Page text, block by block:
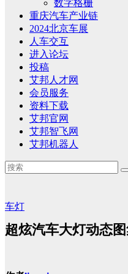
数字格栅
重庆汽车产业链
2024北京车展
人车交互
进入论坛
投稿
艾邦人才网
会员服务
资料下载
艾邦官网
艾邦智飞网
艾邦机器人
车灯
超炫汽车大灯动态